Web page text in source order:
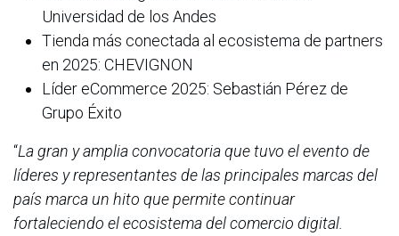
Universidad de los Andes
Tienda más conectada al ecosistema de partners
en 2025: CHEVIGNON
Líder eCommerce 2025: Sebastián Pérez de
Grupo Éxito
“La gran y amplia convocatoria que tuvo el evento de
líderes y representantes de las principales marcas del
país marca un hito que permite continuar
fortaleciendo el ecosistema del comercio digital.